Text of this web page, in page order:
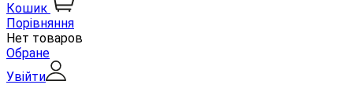
Кошик
Порівняння
Нет товаров
Обране
Увійти